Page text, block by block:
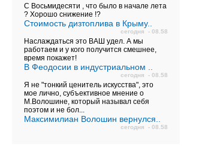
С Восьмидесяти , что было в начале лета
? Хорошо снижение !?
Стоимость дизтоплива в Крыму..
сегодня - 08.58
Наслаждаться это ВАШ удел. А мы
работаем и у кого получится смешнее,
время покажет!
В Феодосии в индустриальном ..
сегодня - 08.58
Я не "тонкий ценитель искусства", это
мое лично, субъективное мнение о
М.Волошине, который называл себя
поэтом и не бол...
Максимилиан Волошин вернулся..
сегодня - 08.58